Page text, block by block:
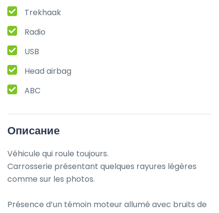
Trekhaak
Radio
USB
Head airbag
ABC
Описание
Véhicule qui roule toujours.
Carrosserie présentant quelques rayures légères
comme sur les photos.
Présence d’un témoin moteur allumé avec bruits de